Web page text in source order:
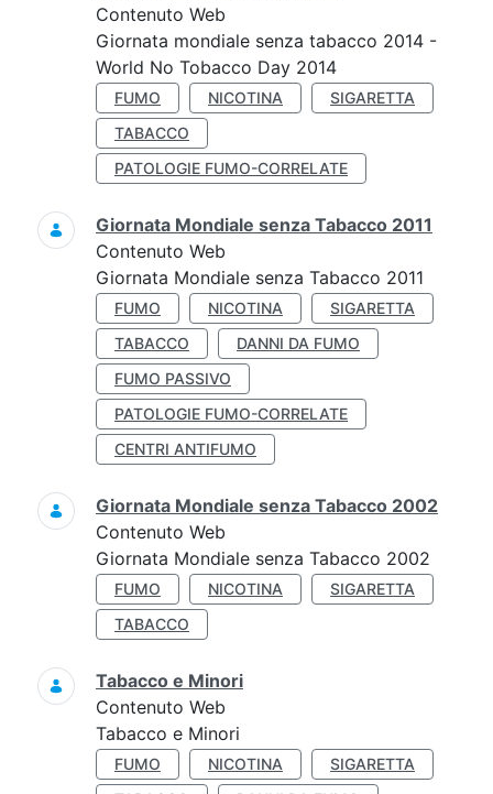
Contenuto Web
Giornata mondiale senza tabacco 2014 -
World No Tobacco Day 2014
FUMO NICOTINA
SIGARETTA
TABACCO
PATOLOGIE FUMO-CORRELATE
Giornata Mondiale senza Tabacco 2011
Contenuto Web
Giornata Mondiale senza Tabacco 2011
FUMO NICOTINA
SIGARETTA
TABACCO
DANNI DA FUMO
FUMO PASSIVO
PATOLOGIE FUMO-CORRELATE
CENTRI ANTIFUMO
Giornata Mondiale senza Tabacco 2002
Contenuto Web
Giornata Mondiale senza Tabacco 2002
FUMO NICOTINA
SIGARETTA
TABACCO
Tabacco e Minori
Contenuto Web
Tabacco e Minori
FUMO NICOTINA
SIGARETTA